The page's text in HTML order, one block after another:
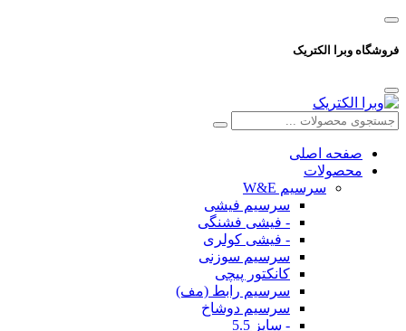
فروشگاه وبرا الکتریک
صفحه اصلی
محصولات
سرسیم W&E
سرسیم فیشی
- فیشی فشنگی
- فیشی کولری
سرسیم سوزنی
کانکتور پیچی
سرسیم رابط (مف)
سرسیم دوشاخ
- سایز 5.5